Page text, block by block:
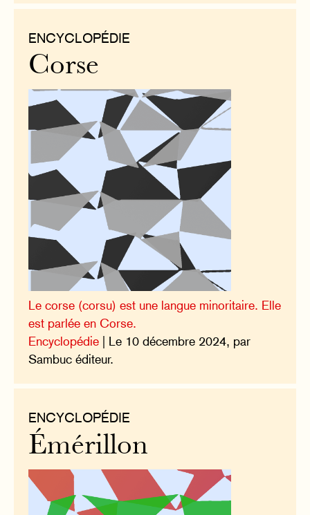
ENCYCLOPÉDIE
Corse
Le corse (corsu) est une langue minoritaire. Elle
est parlée en Corse.
Encyclopédie | Le 10 décembre 2024, par
Sambuc éditeur.
ENCYCLOPÉDIE
Émérillon